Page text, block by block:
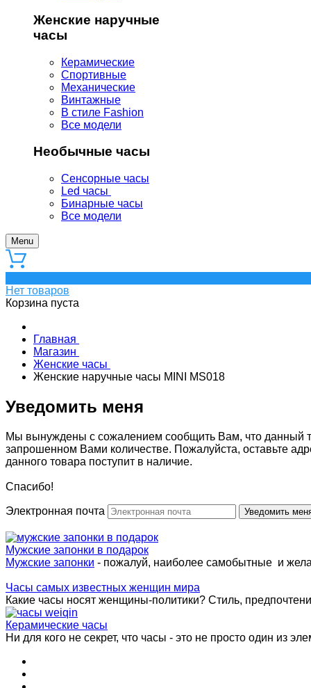
Женские наручные
часы
Керамические
Спортивные
Механические
Винтажные
В стиле Fashion
Все модели
Необычные часы
Сенсорные часы
Led часы
Бинарные часы
Все модели
Menu
Нет товаров
Корзина пуста
Главная
Магазин
Женские часы
Женские наручные часы MINI MS018
Уведомить меня
Мы вынуждены с сожалением сообщить Вам, что данный
запрошенном Вами количестве. Пожалуйста, оставьте
данного товара поступит в наличие.
Спасибо!
Электронная почта
Мужские запонки в подарок
Мужские запонки - пожалуй, наиболее самобытные и
Часы самых известных женщин мира
Какие часы носят женщины-политики? Стиль,
Керамические часы
Ни для кого не секрет, что часы - это не просто один из